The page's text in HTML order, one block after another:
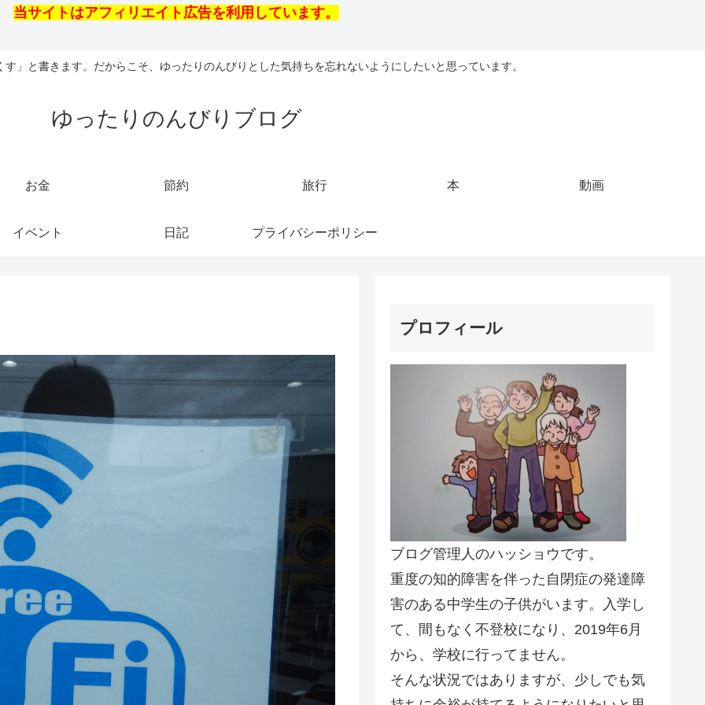
当サイトはアフィリエイト広告を利用しています。
」と書きます。だからこそ、ゆったりのんびりとした気持ちを忘れないようにしたいと思っています。
ゆったりのんびりブログ
お金 節約 旅行 本 動画
イベント 日記 プライバシーポリシー
プロフィール
ブログ管理人のハッショウです。
重度の知的障害を伴った自閉症の発達障
害のある中学生の子供がいます。入学し
て、間もなく不登校になり、2019年6月
から、学校に行ってません。
そんな状況ではありますが、少しでも気